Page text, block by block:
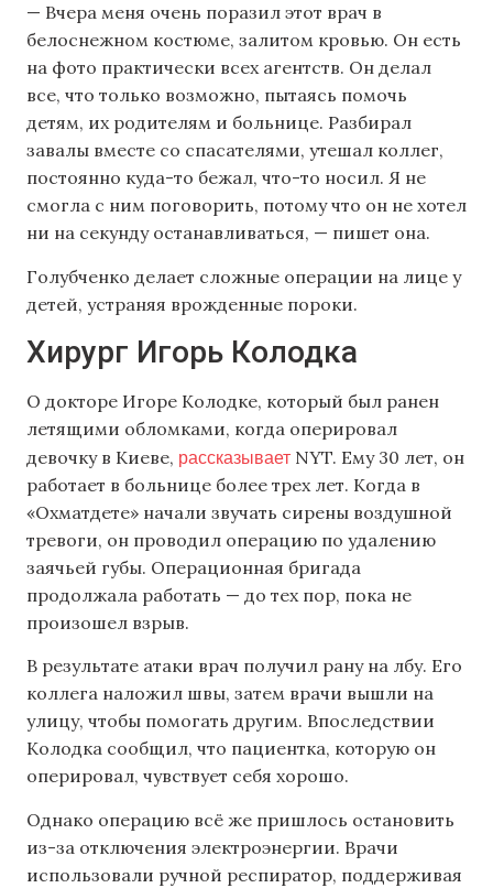
— Вчера меня очень поразил этот врач в
белоснежном костюме, залитом кровью. Он есть
на фото практически всех агентств. Он делал
все, что только возможно, пытаясь помочь
детям, их родителям и больнице. Разбирал
завалы вместе со спасателями, утешал коллег,
постоянно куда-то бежал, что-то носил. Я не
смогла с ним поговорить, потому что он не хотел
ни на секунду останавливаться, — пишет она.
Голубченко делает сложные операции на лице у
детей, устраняя врожденные пороки.
Хирург Игорь Колодка
О докторе Игоре Колодке, который был ранен
летящими обломками, когда оперировал
девочку в Киеве, рассказывает NYT. Ему 30 лет, он
работает в больнице более трех лет. Когда в
«Охматдете» начали звучать сирены воздушной
тревоги, он проводил операцию по удалению
заячьей губы. Операционная бригада
продолжала работать — до тех пор, пока не
произошел взрыв.
В результате атаки врач получил рану на лбу. Его
коллега наложил швы, затем врачи вышли на
улицу, чтобы помогать другим. Впоследствии
Колодка сообщил, что пациентка, которую он
оперировал, чувствует себя хорошо.
Однако операцию всё же пришлось остановить
из-за отключения электроэнергии. Врачи
использовали ручной респиратор, поддерживая